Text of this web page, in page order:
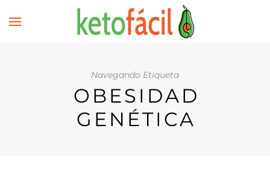
Navegando Etiqueta
OBESIDAD
GENÉTICA